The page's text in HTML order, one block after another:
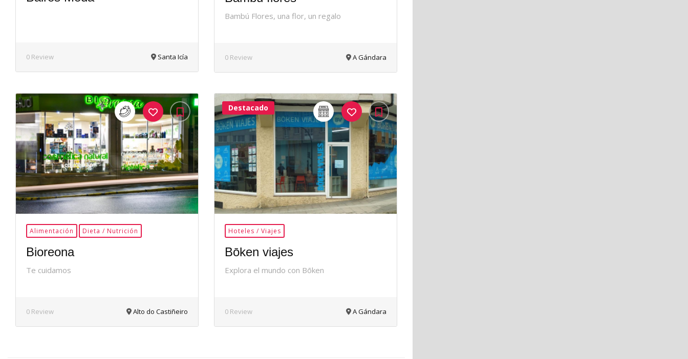
0 Review Santa Icía
Bambú Flores, una flor, un regalo
0 Review A Gándara
35Me
Gusta
Alimentación Dieta / Nutrición
Bioreona
Te cuidamos
0 Review Alto do Castiñeiro
32Me
Gusta
Destacado
Hoteles / Viajes
Bōken viajes
Explora el mundo con Bōken
0 Review A Gándara